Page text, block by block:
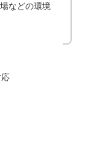
などの環境